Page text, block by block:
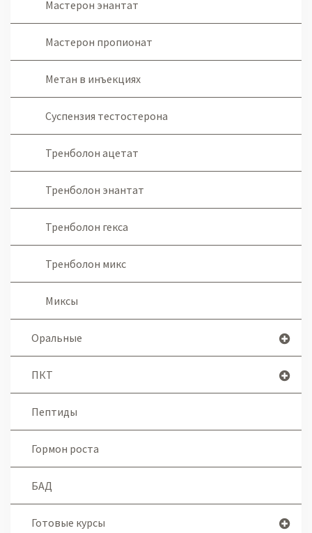
Мастерон энантат
Мастерон пропионат
Метан в инъекциях
Суспензия тестостерона
Тренболон ацетат
Тренболон энантат
Тренболон гекса
Тренболон микс
Миксы
Оральные
ПКТ
Пептиды
Гормон роста
БАД
Готовые курсы